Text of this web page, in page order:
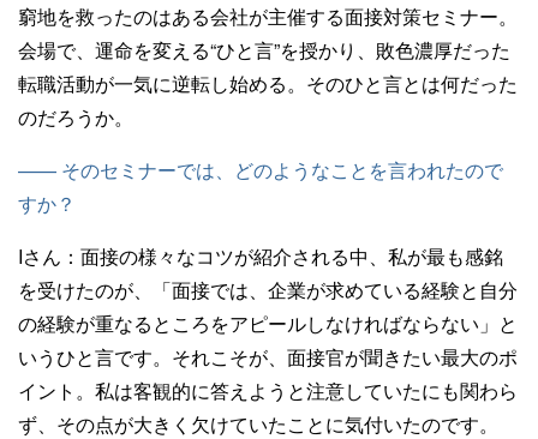
窮地を救ったのはある会社が主催する面接対策セミナー。
会場で、運命を変える“ひと言”を授かり、敗色濃厚だった
転職活動が一気に逆転し始める。そのひと言とは何だった
のだろうか。
—— そのセミナーでは、どのようなことを言われたので
すか？
Iさん： 面接の様々なコツが紹介される中、私が最も感銘
を受けたのが、「面接では、企業が求めている経験と自分
の経験が重なるところをアピールしなければならない」と
いうひと言です。それこそが、面接官が聞きたい最大のポ
イント。私は客観的に答えようと注意していたにも関わら
ず、その点が大きく欠けていたことに気付いたのです。